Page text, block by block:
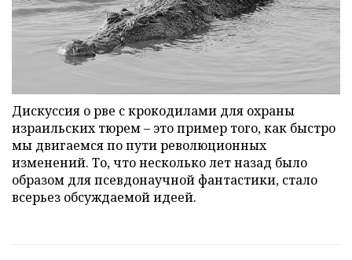
Дискуссия о рве с крокодилами для охраны
израильских тюрем – это пример того, как быстро
мы двигаемся по пути революционных
изменений. То, что несколько лет назад было
образом для псевдонаучной фантастики, стало
всерьез обсуждаемой идеей.